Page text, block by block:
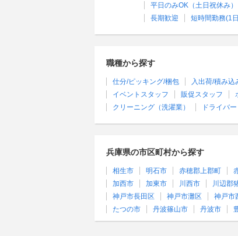
平日のみOK（土日祝休み）
長期歓迎
短時間勤務(1
職種から探す
仕分/ピッキング/梱包 入出荷/積み込
イベントスタッフ
販促スタッフ
クリーニング（洗濯業）
ドライバー
兵庫県の市区町村から探す
相生市 明石市 赤穂郡上郡町
加西市
加東市 川西市 川辺郡
神戸市長田区
神戸市灘区 神戸市
たつの市
丹波篠山市 丹波市